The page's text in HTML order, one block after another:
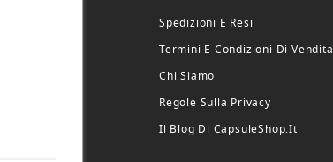
Spedizioni E Resi
Termini E Condizioni Di Vendita
Chi Siamo
Regole Sulla Privacy
Il Blog Di CapsuleShop.it